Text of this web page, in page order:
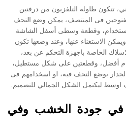
تتكون طاوله التلفزيون من درفتين
فى المنتصف، يمكن وضع التحف
وقطعة وسطى أسفل الشاشة
الاستغناء عنها، وعند وضعها تكون
الخاصة باجهزة التحكم عن بعد،
أفضل، وقطعتين على شكل مستطيل،
بوضع التحف فيه، او اسخدامهم فى
ليكتمل الشكل الجمالي للتصميم.
في جودة الخشب وفي